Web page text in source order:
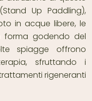
Up Paddling),
in acque libere, le
forma godendo del
spiagge offrono
sfruttando i
rigeneranti